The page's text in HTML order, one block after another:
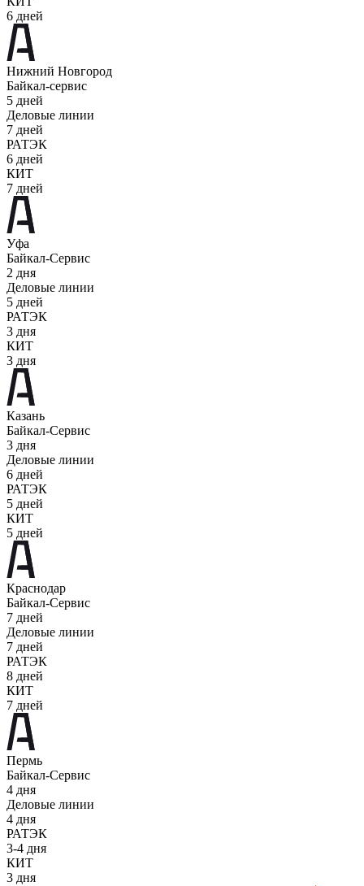
6 дней
Нижний Новгород
Байкал-сервис
5 дней
Деловые линии
7 дней
РАТЭК
6 дней
КИТ
7 дней
Уфа
Байкал-Сервис
2 дня
Деловые линии
5 дней
РАТЭК
3 дня
КИТ
3 дня
Казань
Байкал-Сервис
3 дня
Деловые линии
6 дней
РАТЭК
5 дней
КИТ
5 дней
Краснодар
Байкал-Сервис
7 дней
Деловые линии
7 дней
РАТЭК
8 дней
КИТ
7 дней
Пермь
Байкал-Сервис
4 дня
Деловые линии
4 дня
РАТЭК
3-4 дня
КИТ
3 дня